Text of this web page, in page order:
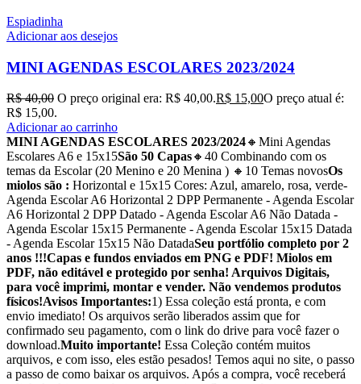
Espiadinha
Adicionar aos desejos
MINI AGENDAS ESCOLARES 2023/2024
R$40,00 O preço original era: R$ 40,00.R$ 15,00O preço atual é:
R$ 15,00.
Adicionar ao carrinho
MINI AGENDAS ESCOLARES 2023/2024🔸Mini Agendas
Escolares A6 e 15x15São 50 Capas🔸40 Combinando com os
temas da Escolar (20 Menino e 20 Menina ) 🔸10 Temas novosOs
miolos são : Horizontal e 15x15 Cores: Azul, amarelo, rosa, verde-
Agenda Escolar A6 Horizontal 2 DPP Permanente - Agenda Escolar
A6 Horizontal 2 DPP Datado - Agenda Escolar A6 Não Datada -
Agenda Escolar 15x15 Permanente - Agenda Escolar 15x15 Datada
- Agenda Escolar 15x15 Não DatadaSeu portfólio completo por 2
anos !!!Capas e fundos enviados em PNG e PDF! Miolos em
PDF, não editável e protegido por senha! Arquivos Digitais,
para você imprimi, montar e vender. Não vendemos produtos
físicos!Avisos Importantes:1) Essa coleção está pronta, e com
envio imediato! Os arquivos serão liberados assim que for
confirmado seu pagamento, com o link do drive para você fazer o
download.Muito importante! Essa Coleção contém muitos
arquivos, e com isso, eles estão pesados! Temos aqui no site, o passo
a passo de como baixar os arquivos. Após a compra, você receberá